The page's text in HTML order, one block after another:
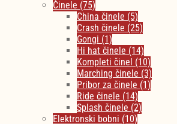
Činele (75)
China činele (5)
Crash činele (25)
Gongi (1)
Hi hat činele (14)
Kompleti činel (10)
Marching činele (3)
Pribor za činele (1)
Ride činele (14)
Splash činele (2)
Elektronski bobni (10)